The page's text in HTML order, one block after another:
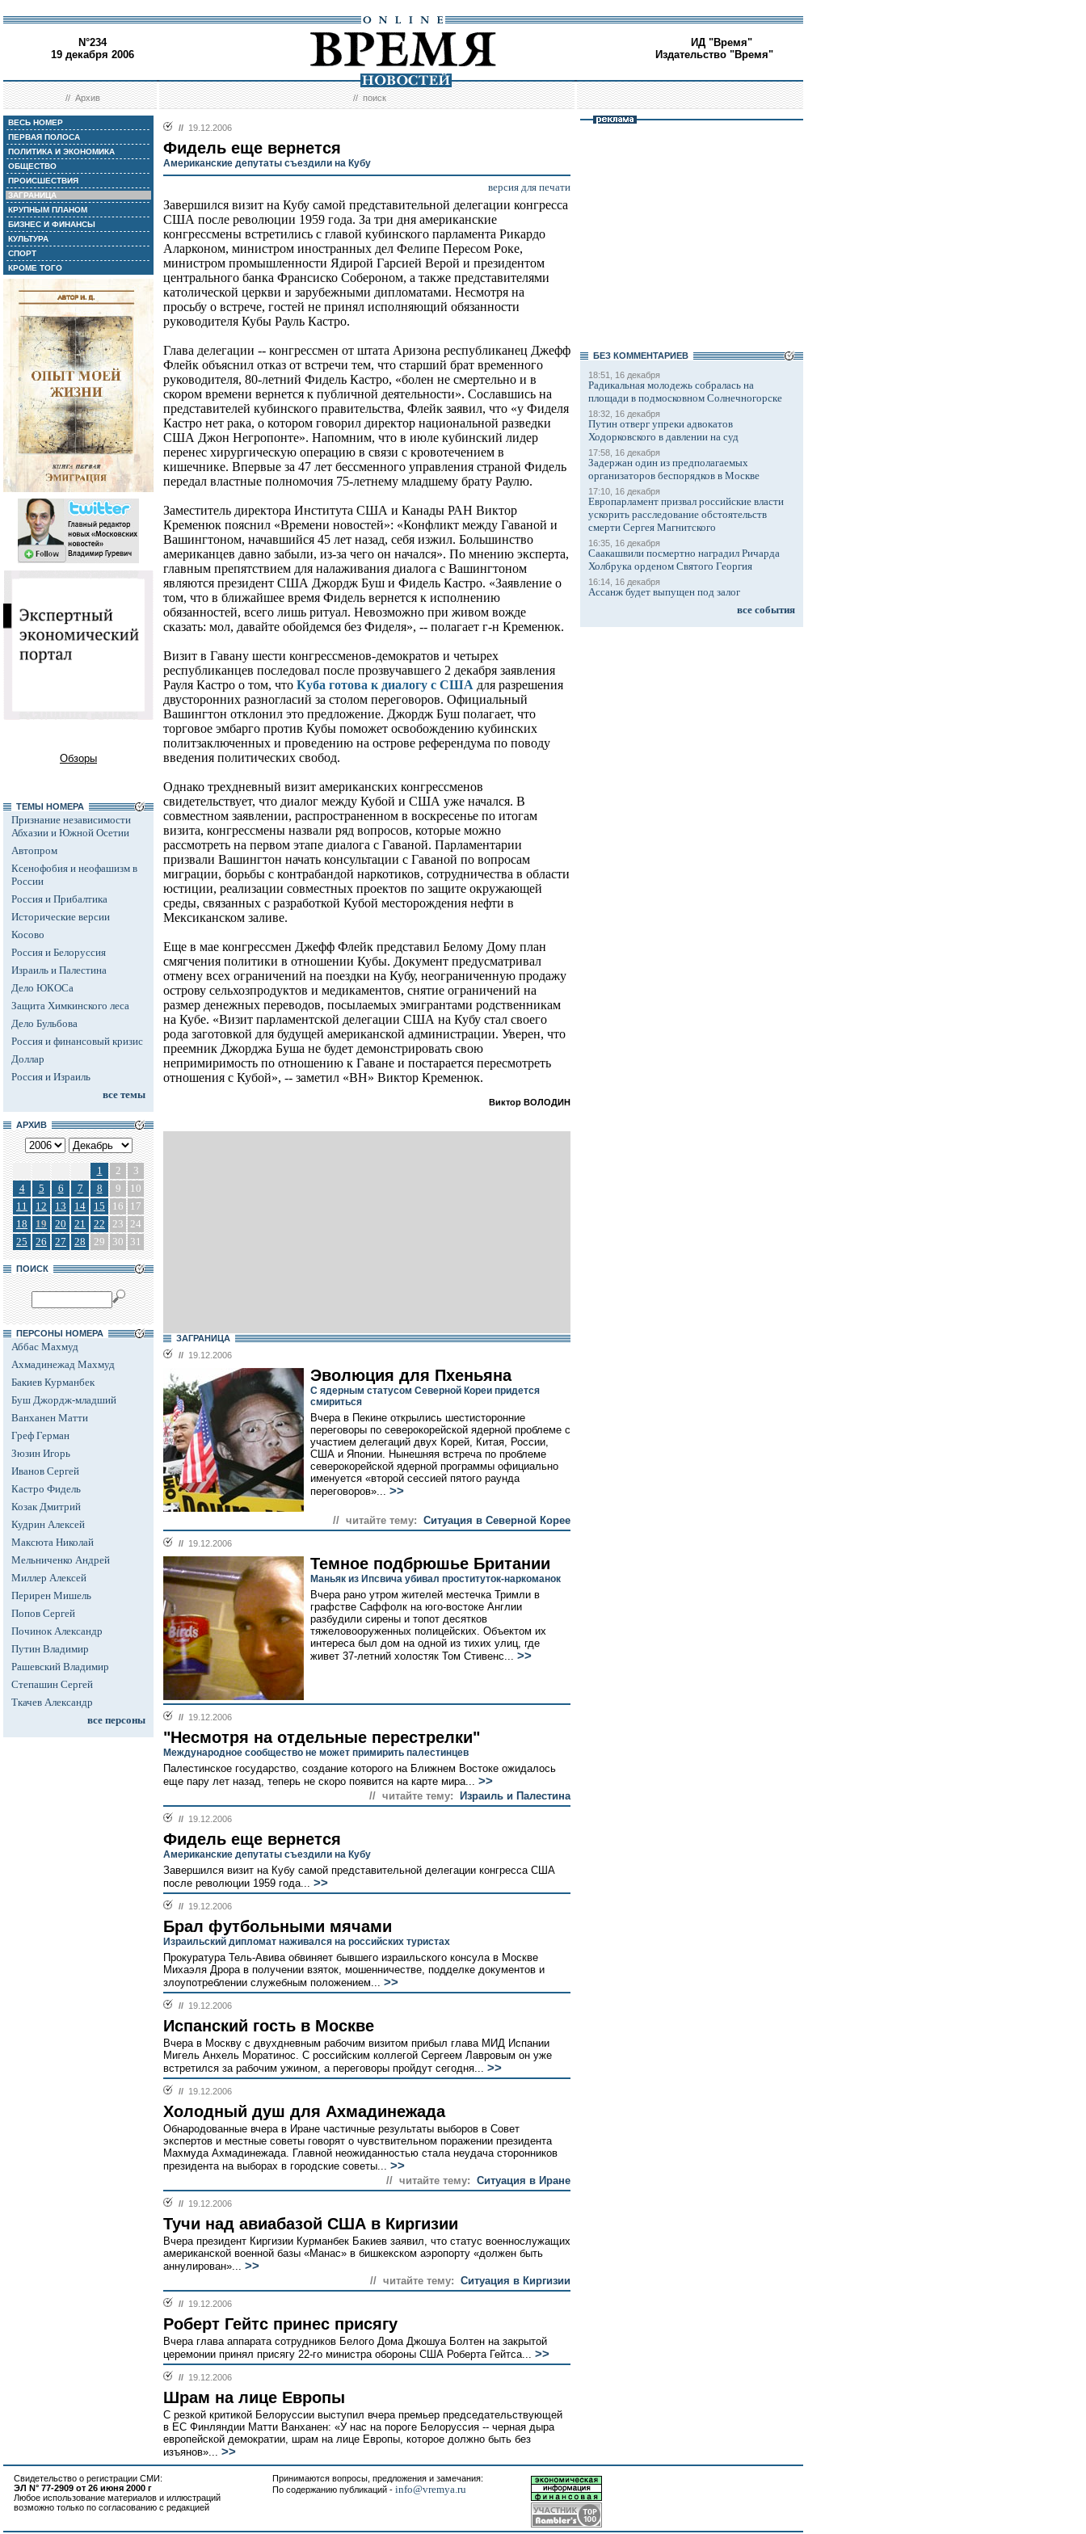
N°234
19 декабря 2006
ИД "Время"
Издательство "Время"
//Архив //поиск
ВЕСЬ НОМЕР
ПЕРВАЯ ПОЛОСА
ПОЛИТИКА И ЭКОНОМИКА
ОБЩЕСТВО
ПРОИСШЕСТВИЯ
ЗАГРАНИЦА
КРУПНЫМ ПЛАНОМ
БИЗНЕС И ФИНАНСЫ
КУЛЬТУРА
СПОРТ
КРОМЕ ТОГО
Обзоры
ТЕМЫ НОМЕРА
Признание независимости
Абхазии и Южной Осетии
Автопром
Ксенофобия и неофашизм в
России
Россия и Прибалтика
Исторические версии
Косово
Россия и Белоруссия
Израиль и Палестина
Дело ЮКОСа
Защита Химкинского леса
Дело Бульбова
Россия и финансовый кризис
Доллар
Россия и Израиль
все темы
АРХИВ
1 2
3
4
5 6 7 8 9
10
11
12 13 14 15 16
17
18
19 20 21 22 23 24
25
26 27 28 29 30 31
ПОИСК
ПЕРСОНЫ НОМЕРА
Аббас Махмуд
Ахмадинежад Махмуд
Бакиев Курманбек
Буш Джордж-младший
Ванханен Матти
Греф Герман
Зюзин Игорь
Иванов Сергей
Кастро Фидель
Козак Дмитрий
Кудрин Алексей
Максюта Николай
Мельниченко Андрей
Миллер Алексей
Перирен Мишель
Попов Сергей
Починок Александр
Путин Владимир
Рашевский Владимир
Степашин Сергей
Ткачев Александр
все персоны
// 19.12.2006
Фидель еще вернется
Американские депутаты съездили на Кубу
версия для печати
Завершился визит на Кубу самой представительной делегации конгресса
США после революции 1959 года. За три дня американские
конгрессмены встретились с главой кубинского парламента Рикардо
Аларконом, министром иностранных дел Фелипе Пересом Роке,
министром промышленности Ядирой Гарсией Верой и президентом
центрального банка Франсиско Собероном, а также представителями
католической церкви и зарубежными дипломатами. Несмотря на
просьбу о встрече, гостей не принял исполняющий обязанности
руководителя Кубы Рауль Кастро.
Глава делегации -- конгрессмен от штата Аризона республиканец Джефф
Флейк объяснил отказ от встречи тем, что старший брат временного
руководителя, 80-летний Фидель Кастро, «болен не смертельно и в
скором времени вернется к публичной деятельности». Сославшись на
представителей кубинского правительства, Флейк заявил, что «у Фиделя
Кастро нет рака, о котором говорил директор национальной разведки
США Джон Негропонте». Напомним, что в июле кубинский лидер
перенес хирургическую операцию в связи с кровотечением в
кишечнике. Впервые за 47 лет бессменного управления страной Фидель
передал властные полномочия 75-летнему младшему брату Раулю.
Заместитель директора Института США и Канады РАН Виктор
Кременюк пояснил «Времени новостей»: «Конфликт между Гаваной и
Вашингтоном, начавшийся 45 лет назад, себя изжил. Большинство
американцев давно забыли, из-за чего он начался». По мнению эксперта,
главным препятствием для налаживания диалога с Вашингтоном
являются президент США Джордж Буш и Фидель Кастро. «Заявление о
том, что в ближайшее время Фидель вернется к исполнению
обязанностей, всего лишь ритуал. Невозможно при живом вожде
сказать: мол, давайте обойдемся без Фиделя», -- полагает г-н Кременюк.
Визит в Гавану шести конгрессменов-демократов и четырех
республиканцев последовал после прозвучавшего 2 декабря заявления
Рауля Кастро о том, что Куба готова к диалогу с США для разрешения
двусторонних разногласий за столом переговоров. Официальный
Вашингтон отклонил это предложение. Джордж Буш полагает, что
торговое эмбарго против Кубы поможет освобождению кубинских
политзаключенных и проведению на острове референдума по поводу
введения политических свобод.
Однако трехдневный визит американских конгрессменов
свидетельствует, что диалог между Кубой и США уже начался. В
совместном заявлении, распространенном в воскресенье по итогам
визита, конгрессмены назвали ряд вопросов, которые можно
рассмотреть на первом этапе диалога с Гаваной. Парламентарии
призвали Вашингтон начать консультации с Гаваной по вопросам
миграции, борьбы с контрабандой наркотиков, сотрудничества в области
юстиции, реализации совместных проектов по защите окружающей
среды, связанных с разработкой Кубой месторождения нефти в
Мексиканском заливе.
Еще в мае конгрессмен Джефф Флейк представил Белому Дому план
смягчения политики в отношении Кубы. Документ предусматривал
отмену всех ограничений на поездки на Кубу, неограниченную продажу
острову сельхозпродуктов и медикаментов, снятие ограничений на
размер денежных переводов, посылаемых эмигрантами родственникам
на Кубе. «Визит парламентской делегации США на Кубу стал своего
рода заготовкой для будущей американской администрации. Уверен, что
преемник Джорджа Буша не будет демонстрировать свою
непримиримость по отношению к Гаване и постарается пересмотреть
отношения с Кубой», -- заметил «ВН» Виктор Кременюк.
Виктор ВОЛОДИН
ЗАГРАНИЦА
// 19.12.2006
Эволюция для Пхеньяна
С ядерным статусом Северной Кореи придется
смириться
Вчера в Пекине открылись шестисторонние
переговоры по северокорейской ядерной проблеме с
участием делегаций двух Корей, Китая, России,
США и Японии. Нынешняя встреча по проблеме
северокорейской ядерной программы официально
именуется «второй сессией пятого раунда
переговоров»... >>
// читайте тему: Ситуация в Северной Корее
// 19.12.2006
Темное подбрюшье Британии
Маньяк из Ипсвича убивал проституток-наркоманок
Вчера рано утром жителей местечка Тримли в
графстве Саффолк на юго-востоке Англии
разбудили сирены и топот десятков
тяжеловооруженных полицейских. Объектом их
интереса был дом на одной из тихих улиц, где
живет 37-летний холостяк Том Стивенс... >>
// 19.12.2006
"Несмотря на отдельные перестрелки"
Международное сообщество не может примирить палестинцев
Палестинское государство, создание которого на Ближнем Востоке ожидалось
еще пару лет назад, теперь не скоро появится на карте мира... >>
// читайте тему: Израиль и Палестина
// 19.12.2006
Фидель еще вернется
Американские депутаты съездили на Кубу
Завершился визит на Кубу самой представительной делегации конгресса США
после революции 1959 года... >>
// 19.12.2006
Брал футбольными мячами
Израильский дипломат наживался на российских туристах
Прокуратура Тель-Авива обвиняет бывшего израильского консула в Москве
Михаэля Дрора в получении взяток, мошенничестве, подделке документов и
злоупотреблении служебным положением... >>
// 19.12.2006
Испанский гость в Москве
Вчера в Москву с двухдневным рабочим визитом прибыл глава МИД Испании
Мигель Анхель Моратинос. С российским коллегой Сергеем Лавровым он уже
встретился за рабочим ужином, а переговоры пройдут сегодня... >>
// 19.12.2006
Холодный душ для Ахмадинежада
Обнародованные вчера в Иране частичные результаты выборов в Совет
экспертов и местные советы говорят о чувствительном поражении президента
Махмуда Ахмадинежада. Главной неожиданностью стала неудача сторонников
президента на выборах в городские советы... >>
// читайте тему: Ситуация в Иране
// 19.12.2006
Тучи над авиабазой США в Киргизии
Вчера президент Киргизии Курманбек Бакиев заявил, что статус военнослужащих
американской военной базы «Манас» в бишкекском аэропорту «должен быть
аннулирован»... >>
// читайте тему: Cитуация в Киргизии
// 19.12.2006
Роберт Гейтс принес присягу
Вчера глава аппарата сотрудников Белого Дома Джошуа Болтен на закрытой
церемонии принял присягу 22-го министра обороны США Роберта Гейтса... >>
// 19.12.2006
Шрам на лице Европы
С резкой критикой Белоруссии выступил вчера премьер председательствующей
в ЕС Финляндии Матти Ванханен: «У нас на пороге Белоруссия -- черная дыра
европейской демократии, шрам на лице Европы, которое должно быть без
изъянов»... >>
БЕЗ КОМMЕНТАРИЕВ
18:51, 16 декабря
Радикальная молодежь собралась на
площади в подмосковном Солнечногорске
18:32, 16 декабря
Путин отверг упреки адвокатов
Ходорковского в давлении на суд
17:58, 16 декабря
Задержан один из предполагаемых
организаторов беспорядков в Москве
17:10, 16 декабря
Европарламент призвал российские власти
ускорить расследование обстоятельств
смерти Сергея Магнитского
16:35, 16 декабря
Саакашвили посмертно наградил Ричарда
Холбрука орденом Святого Георгия
16:14, 16 декабря
Ассанж будет выпущен под залог
все события
Свидетельство о регистрации СМИ:
ЭЛ N° 77-2909 от 26 июня 2000 г
Любое использование материалов и иллюстраций
возможно только по согласованию с редакцией
Принимаются вопросы, предложения и замечания:
По содержанию публикаций - info@vremya.ru